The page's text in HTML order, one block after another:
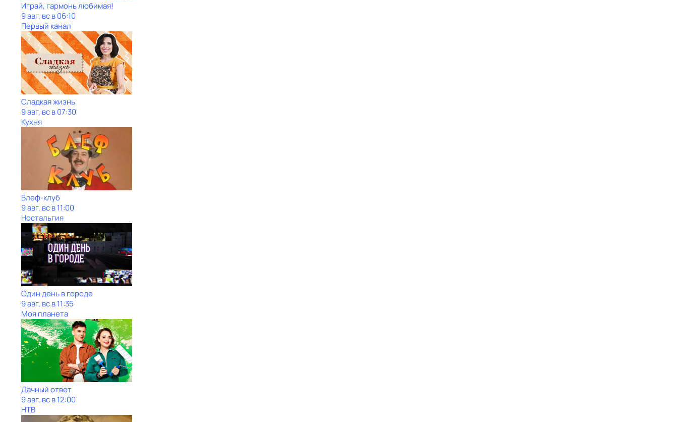
Играй, гармонь любимая!
9 авг, вс в 06:10
Первый канал
Сладкая жизнь
9 авг, вс в 07:30
Кухня
Блеф-клуб
9 авг, вс в 11:00
Ностальгия
Один день в городе
9 авг, вс в 11:35
Моя планета
Дачный ответ
9 авг, вс в 12:00
НТВ